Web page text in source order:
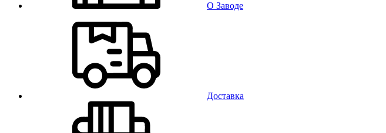
О Заводе
Доставка